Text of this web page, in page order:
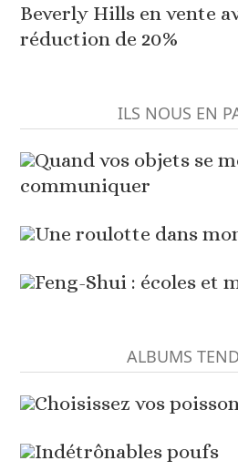
Beverly Hills en vente
réduction de 20%
ILS NOUS EN
Quand vos objets se
communiquer
Une roulotte dans
Feng-Shui : écoles et
ALBUMS
Choisissez vos
Indétrônables poufs